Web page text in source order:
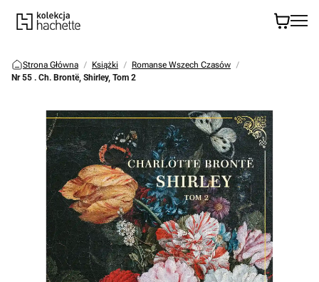
Strona Główna Książki
Romanse Wszech Czasów
Nr 55 . Ch. Brontë, Shirley, Tom 2